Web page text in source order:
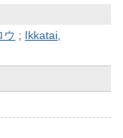
ウ ; Ikkatai,